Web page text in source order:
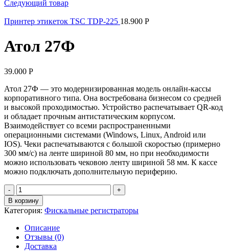
Следующий товар
Принтер этикеток TSC TDP-225 18.900 Р
Атол 27Ф
39.000 Р
Атол 27Ф — это модернизированная модель онлайн-кассы
корпоративного типа. Она востребована бизнесом со средней
и высокой проходимостью. Устройство распечатывает QR-код
и обладает прочным антистатическим корпусом.
Взаимодействует со всеми распространенными
операционными системами (Windows, Linux, Android или
IOS). Чеки распечатываются с большой скоростью (примерно
300 мм/с) на ленте шириной 80 мм, но при необходимости
можно использовать чековою ленту шириной 58 мм. К кассе
можно подключать дополнительную периферию.
Количество
товара
Атол
27Ф
В корзину
Категория: Фискальные регистраторы
Описание
Отзывы (0)
Доставка